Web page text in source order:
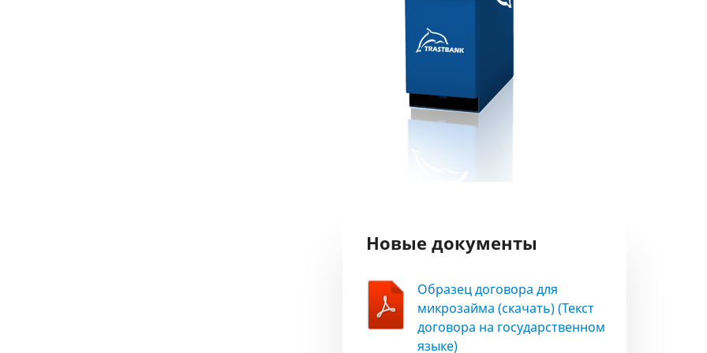
Новые документы
Образец договора для
микрозайма (скачать) (Текст
договора на государственном
языке)